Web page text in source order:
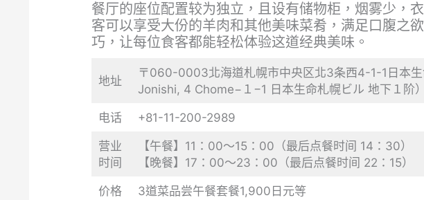
餐厅的座位配置较为独立，且设有储物柜，烟雾少，
客可以享受大份的羊肉和其他美味菜肴，满足口腹之
巧，让每位食客都能轻松体验这道经典美味。
地址
〒060-0003北海道札幌市中央区北3条西4-1-1日本
Jonishi, 4 Chome−１−1 日本生命札幌ビル 地下１阶
电话 +81-11-200-2989
营业
时间
【午餐】11：00～15：00（最后点餐时间 14：30）
【晚餐】17：00～23：00（最后点餐时间 22：15）
价格 3道菜品尝午餐套餐1,900日元等